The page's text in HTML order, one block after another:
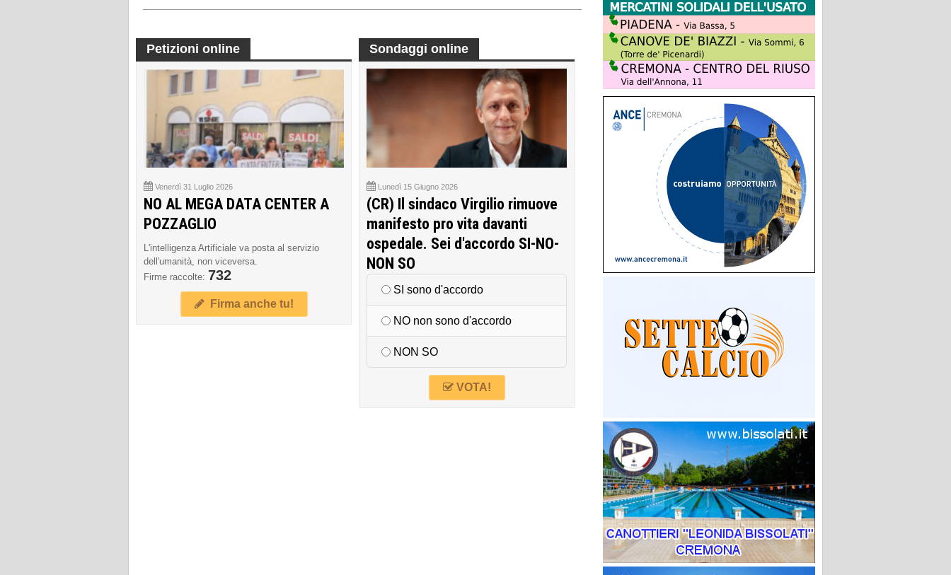
Petizioni online
Venerdì 31 Luglio 2026
NO AL MEGA DATA CENTER A
POZZAGLIO
L'intelligenza Artificiale va posta al servizio
dell'umanità, non viceversa.
Firme raccolte: 732
Firma anche tu!
Sondaggi online
Lunedì 15 Giugno 2026
(CR) Il sindaco Virgilio rimuove
manifesto pro vita davanti
ospedale. Sei d'accordo SI-NO-
NON SO
SI sono d'accordo
NO non sono d'accordo
NON SO
VOTA!